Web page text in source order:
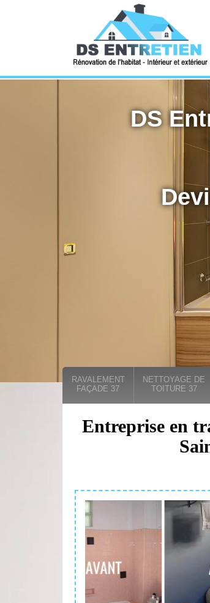
DS
RAVALEMENT
FAÇADE 37
NETTOYAGE DE
TOITURE 37
Entreprise en